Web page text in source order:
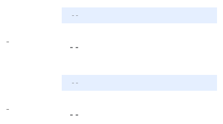
- -
-
- -
- -
-
- -